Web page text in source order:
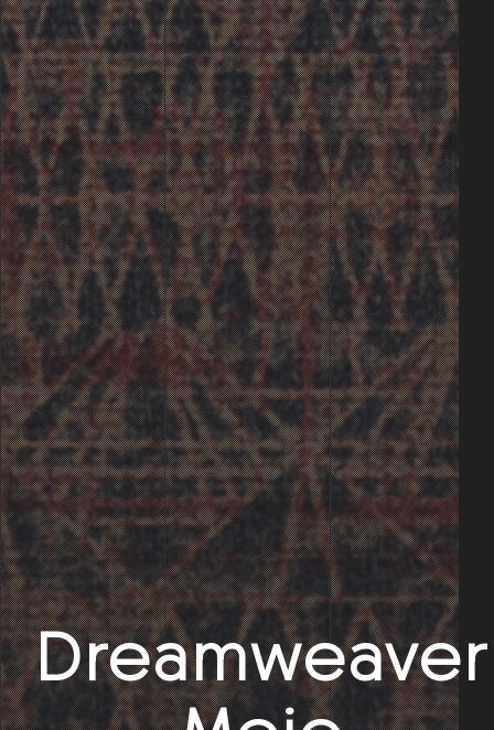
Dreamweaver